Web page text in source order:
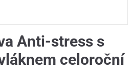
Anti-stress s
celoroční